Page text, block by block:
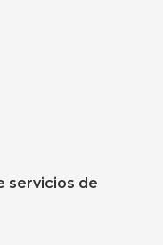
servicios de